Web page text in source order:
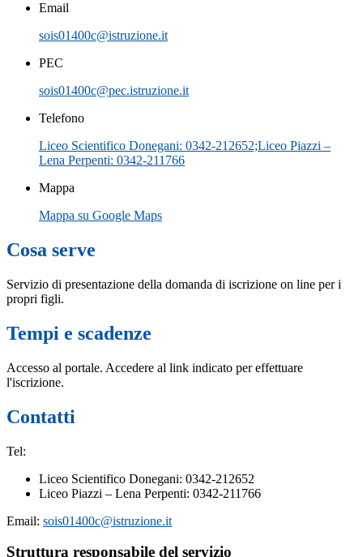
Email
sois01400c@istruzione.it
PEC
sois01400c@pec.istruzione.it
Telefono
Liceo Scientifico Donegani: 0342-212652;Liceo Piazzi –
Lena Perpenti: 0342-211766
Mappa
Mappa su Google Maps
Cosa serve
Servizio di presentazione della domanda di iscrizione on line per i
propri figli.
Tempi e scadenze
Accesso al portale. Accedere al link indicato per effettuare
l'iscrizione.
Contatti
Tel:
Liceo Scientifico Donegani: 0342-212652
Liceo Piazzi – Lena Perpenti: 0342-211766
Email: sois01400c@istruzione.it
Struttura responsabile del servizio